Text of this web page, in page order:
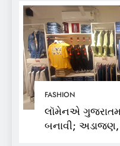
FASHION
લૉમેનએ
બનાવી; અડાજણ,